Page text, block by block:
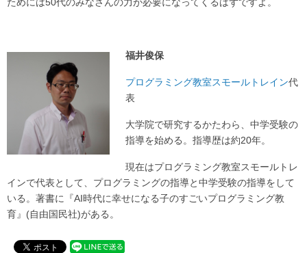
ためには50代のみなさんの力が必要になってくるはずですよ。
福井俊保
プログラミング教室スモールトレイン代
表
大学院で研究するかたわら、中学受験の
指導を始める。指導歴は約20年。
現在はプログラミング教室スモールトレ
インで代表として、プログラミングの指導と中学受験の指導をして
いる。著書に『AI時代に幸せになる子のすごいプログラミング教
育』(自由国民社)がある。